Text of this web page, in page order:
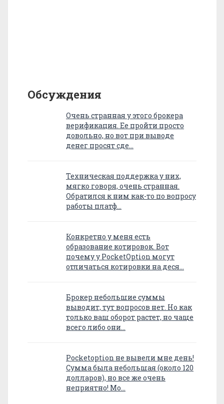
Обсуждения
Очень странная у этого брокера
верификация. Ее пройти просто
довольно, но вот при выводе
денег просят сде…
Техническая поддержка у них,
мягко говоря, очень странная.
Обратился к ним как-то по вопросу
работы платф…
Конкретно у меня есть
образование котировок. Вот
почему у PocketOption могут
отличаться котировки на деся…
Брокер небольшие суммы
выводит, тут вопросов нет. Но как
только ваш оборот растет, но чаще
всего либо они…
Pocketoption не вывели мне день!
Сумма была небольшая (около 120
долларов), но все же очень
неприятно! Мо…